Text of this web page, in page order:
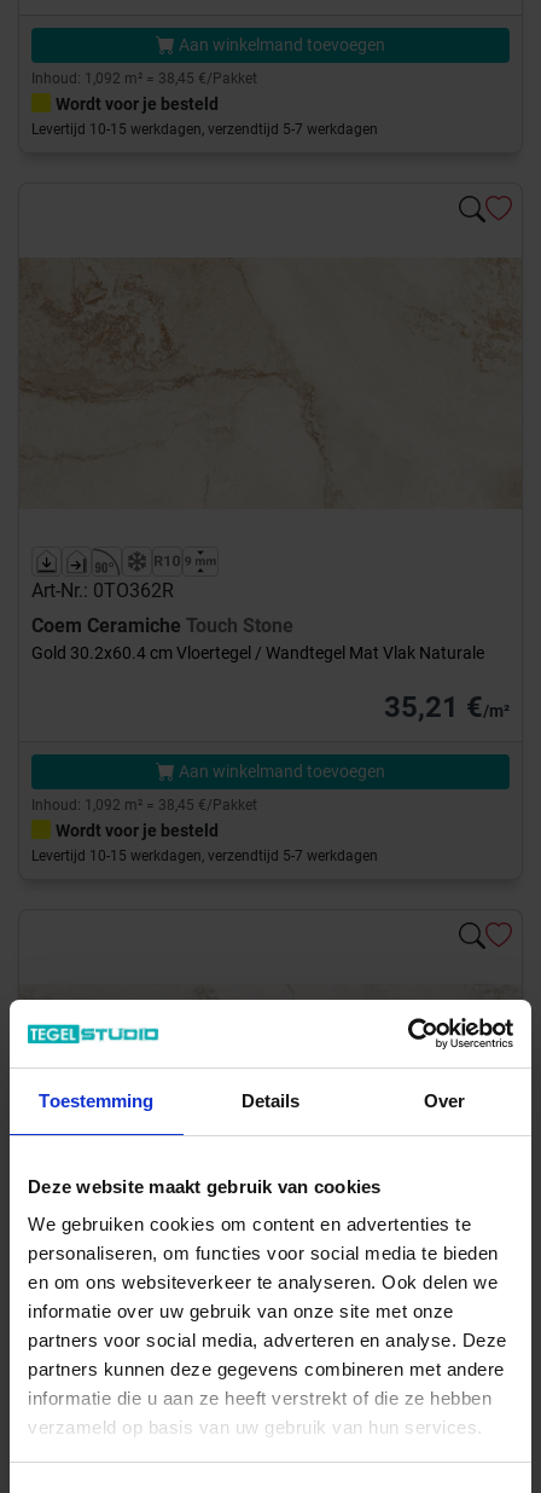
Toestemming Details Over
Deze website maakt gebruik van cookies
We gebruiken cookies om content en advertenties te
personaliseren, om functies voor social media te bieden
en om ons websiteverkeer te analyseren. Ook delen we
informatie over uw gebruik van onze site met onze
partners voor social media, adverteren en analyse. Deze
partners kunnen deze gegevens combineren met andere
informatie die u aan ze heeft verstrekt of die ze hebben
verzameld op basis van uw gebruik van hun services.
Aan winkelmand toevoegen
Inhoud: 1,092 m² = 38,45 €/Pakket
Wordt voor je besteld
Levertijd 10-15 werkdagen, verzendtijd 5-7 werkdagen
Art-Nr.: 0TO362R
Coem Ceramiche Touch Stone
Gold 30.2x60.4 cm Vloertegel / Wandtegel Mat Vlak Naturale
35,21 €/m²
Aan winkelmand toevoegen
Inhoud: 1,092 m² = 38,45 €/Pakket
Wordt voor je besteld
Levertijd 10-15 werkdagen, verzendtijd 5-7 werkdagen
Art-Nr.: 0TO363R
Coem CeramicheTouch Stone
Grey 30.2x60.4 cm Vloertegel / Wandtegel Mat Vlak Naturale
35,21 €